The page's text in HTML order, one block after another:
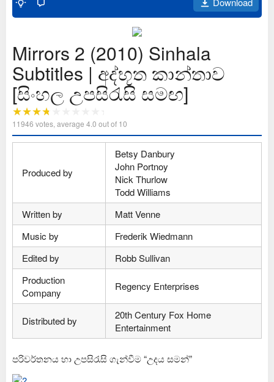
Mirrors 2 (2010) Sinhala
Subtitles | අද්භූත කාන්තාව
[සිංහල උපසිරැසි සමඟ]
11946 votes, average 4.0 out of 10
Produced by
Betsy Danbury
John Portnoy
Nick Thurlow
Todd Williams
Written by
Matt Venne
Music by
Frederik Wiedmann
Edited by
Robb Sullivan
Production
Company
Regency Enterprises
Distributed by
20th Century Fox Home
Entertainment
පරිවර්තනය හා උපසිරැසි ගැන්වීම “උදය සමන්”